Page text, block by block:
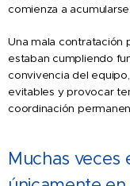
comienza a acumularse.
Una mala contratación
estaban cumpliendo
convivencia del
evitables y provocar
coordinación
Muchas veces